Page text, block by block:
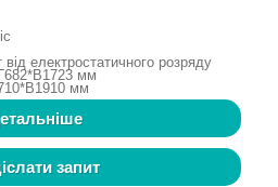
від електростатичного розряду
мм
мм
запит